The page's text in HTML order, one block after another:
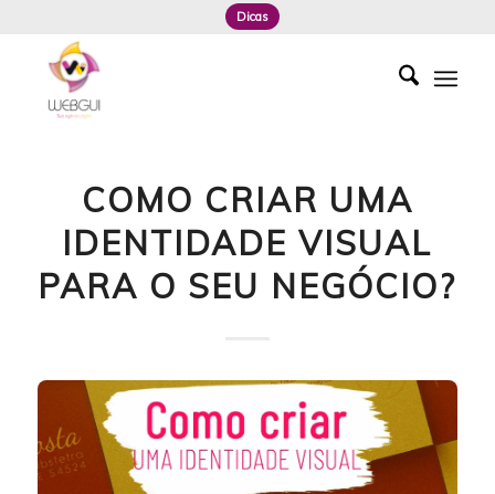
Dicas
COMO CRIAR UMA
IDENTIDADE VISUAL
PARA O SEU NEGÓCIO?